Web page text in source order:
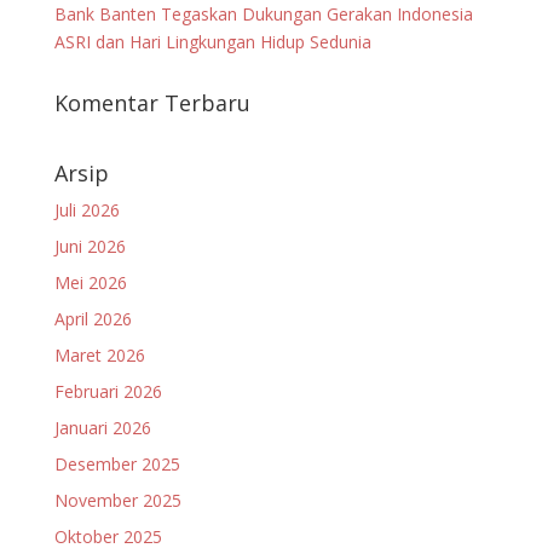
Bank Banten Tegaskan Dukungan Gerakan Indonesia
ASRI dan Hari Lingkungan Hidup Sedunia
Komentar Terbaru
Arsip
Juli 2026
Juni 2026
Mei 2026
April 2026
Maret 2026
Februari 2026
Januari 2026
Desember 2025
November 2025
Oktober 2025